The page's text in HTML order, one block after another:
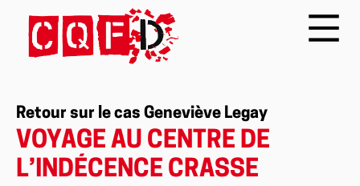
Retour sur le cas Geneviève Legay
VOYAGE AU CENTRE DE
L’INDÉCENCE CRASSE